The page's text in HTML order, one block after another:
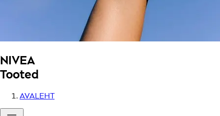
NIVEA
Tooted
AVALEHT